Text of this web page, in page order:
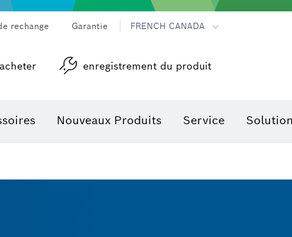
rechange Garantie FRENCH CANADA
enregistrement du produit
Nouveaux Produits Service